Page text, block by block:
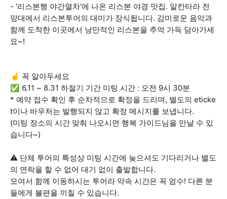
- '리스본행 야간열차'에 나온 리스본 야경 맛집. 알칸타라 전
망대에서 리스본투어의 대미가 장식됩니다. 감미로운 음악과
함께 도착한 이곳에서 낭만적인 리스본을 추억 가득 담아가세
요~!
☝️ 꼭 알아두세요
✅ 6.11 ~ 8.31 하절기 기간 미팅 시간 : 오전 9시 30분
* 예약 접수 확인 후 순차적으로 확정을 드리며, 별도의 eticke
t이나 바우처는 발행되지 않고 확정 메시지를 보냅니다.
(미팅 장소의 시간 맞춰 나오시면 행복 가이드님을 만날 수 있
습니다~)
⚠️ 단체 투어의 특성상 미팅 시간에 늦으셔도 기다리거나 별도
의 연락을 할 수 없어 대기 없이 출발합니다.
모여서 함께 이동하시는 투어라 약속 시간은 꼭 엄수! 다른 분
들에게 불편을 끼칠 수 있습니다.